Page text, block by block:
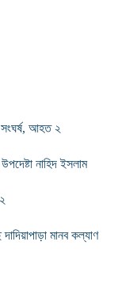
সংঘর্ষ, আহত ২
নাহিদ ইসলাম
মানব কল্যাণ